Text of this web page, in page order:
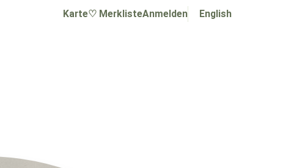
Karte♡ MerklisteAnmelden English